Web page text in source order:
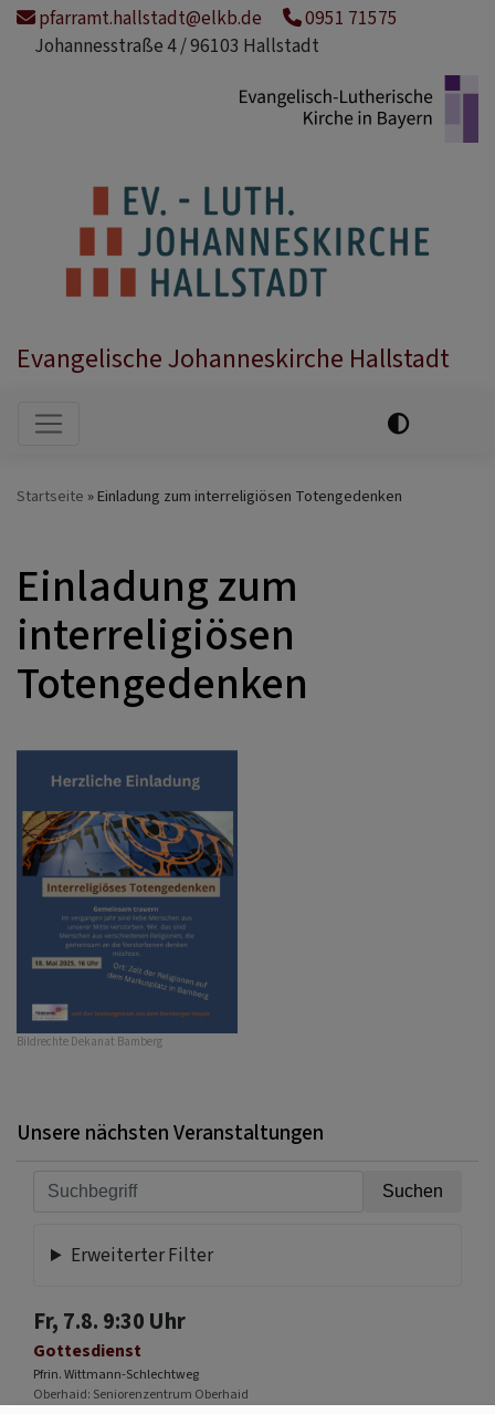
Direktpfarramt.hallstadt@elkb.de
0951 71575
Johannesstraße 4 / 96103 Hallstadt
Evangelische Johanneskirche Hallstadt
Hauptnavigation
Startseite Einladung zum interreligiösen Totengedenken
Einladung zum
interreligiösen
Totengedenken
Bildrechte Dekanat Bamberg
Unsere nächsten Veranstaltungen
Erweiterter Filter
Fr, 7.8. 9:30 Uhr
Gottesdienst
Pfrin. Wittmann-Schlechtweg
Oberhaid Seniorenzentrum Oberhaid